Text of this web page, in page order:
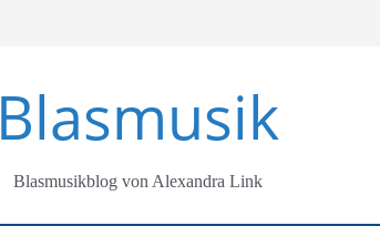
Blasmusik
Blasmusikblog von Alexandra Link